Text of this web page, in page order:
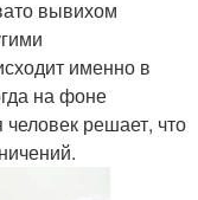
вывихом
именно в
на фоне
решает, что